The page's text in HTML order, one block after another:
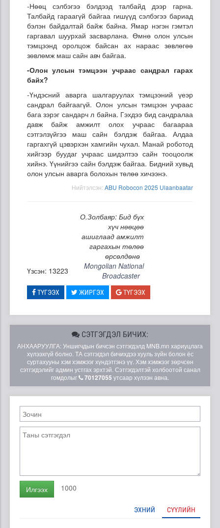
-Нөөц сэлбэгээ бэлдээд талбайд дээр гарна.
Талбайд гараагүй байгаа гишүүд сэлбэгээ бариад
бэлэн байдалтай байж байна. Ямар нэгэн гэмтэл
гаргавал шуурхай засварлана. Өмнө олон улсын
тэмцээнд оролцож байсан ах нараас зөвлөгөө
зөвлөмж маш сайн авч байгаа.
-Олон улсын тэмцээн учраас сандрал гарах
байх?
-Үндэсний аварга шалгаруулах тэмцээний үеэр
сандрал байгаагүй. Олон улсын тэмцээн учраас
бага зэрэг сандарч л байна. Гэхдээ бид сандралаа
давж байж амжилт олох учраас багаараа
сэтгэлзүйгээ маш сайн бэлдэж байгаа. Алдаа
гаргахгүй цэвэрхэн хамгийн чухал. Манай роботод
хийгээр буудаг учраас шидэлтээ сайн тооцоолж
хийнэ. Үүнийгээ сайн бэлдэж байгаа. Бидний хувьд
олон улсын аварга болохын төлөө хичээнэ.
Нийтэлсэн: ABU Robocon 2025 Ulaanbaatar
О.Золбаяр: Бид бүх
хүч нөөцөө
ашиглаад амжилт
гаргахын төлөө
өрсөлдөнө
Үзсэн: 13223
Mongolian National
Broadcaster
ТҮГЭЭХ ЖИРГЭХ ТҮГЭЭХ
СЭТГЭГДЭЛ БИЧИХ:
АНХААРУУЛГА: Уншигчдын бичсэн сэтгэгдэлд MNB.mn хариуцлага
хүлээхгүй болно. ТА сэтгэгдэл бичихдээ хууль зүйн болон ёс
суртахууны хэм хэмжээг хүндэтгэнэ үү. Хэм хэмжээг зөрчсөн
сэтгэгдэлийг админ устгах эрхтэй. Сэтгэгдэлтэй холбоотой санал
гомдолыг
70127055 утсаар хүлээн авна.
Илгээх 1000
ЭХНИЙ СҮҮЛИЙН